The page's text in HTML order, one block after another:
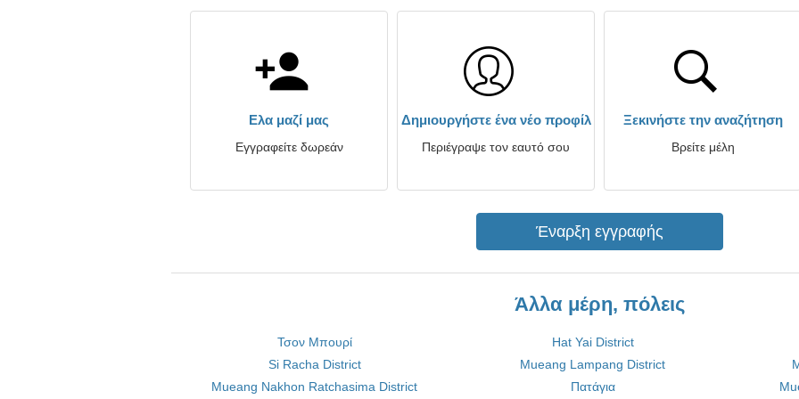
Ελα μαζί μας
Εγγραφείτε δωρεάν
Δημιουργήστε ένα νέο προφίλ
Περιέγραψε τον εαυτό σου
Ξεκινήστε την αναζήτηση
Βρείτε μέλη
Έναρξη εγγραφής
Άλλα μέρη, πόλεις
Τσον Μπουρί
Hat Yai District
Si Racha District
Mueang Lampang District
Mueang Nakhon Ratchasima District
Πατάγια